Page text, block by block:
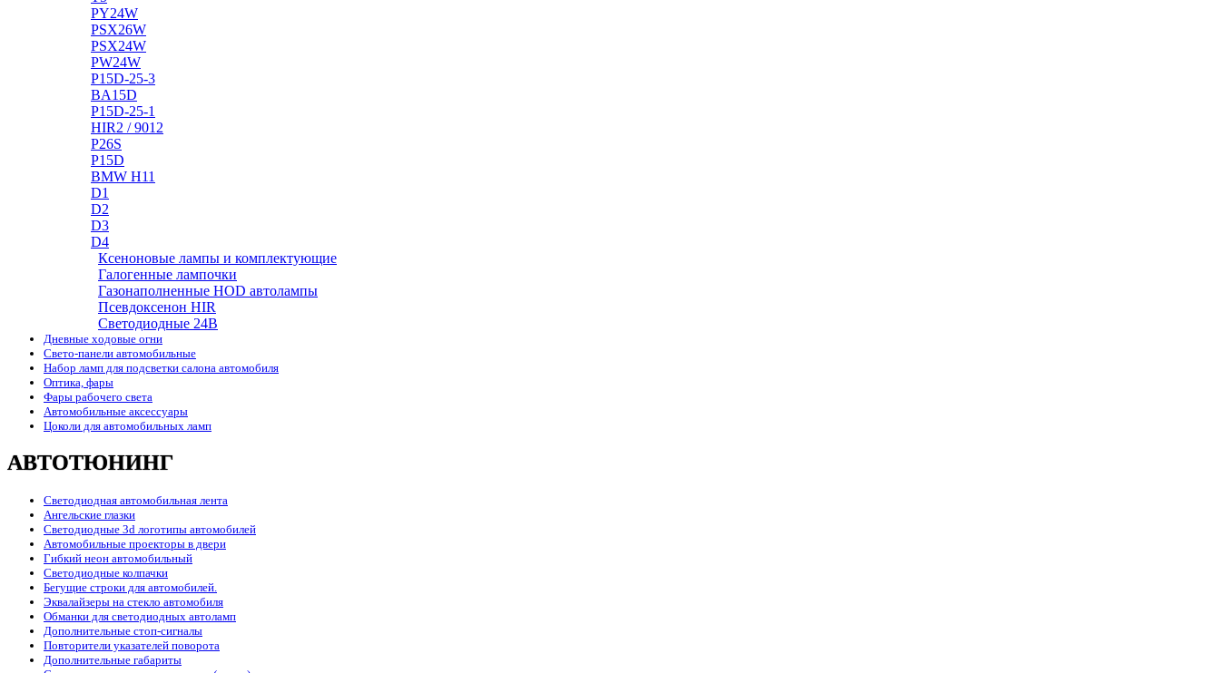
PY24W
PSX26W
PSX24W
PW24W
P15D-25-3
BA15D
P15D-25-1
HIR2 / 9012
P26S
P15D
BMW H11
D1
D2
D3
D4
Ксеноновые лампы и комплектующие
Галогенные лампочки
Газонаполненные HOD автолампы
Псевдоксенон HIR
Cветодиодные 24B
Дневные ходовые огни
Свето-панели автомобильные
Набор ламп для подсветки салона автомобиля
Оптика, фары
Фары рабочего света
Автомобильные аксессуары
Цоколи для автомобильных ламп
АВТОТЮНИНГ
Светодиодная автомобильная лента
Ангельские глазки
Светодиодные 3d логотипы автомобилей
Автомобильные проекторы в двери
Гибкий неон автомобильный
Светодиодные колпачки
Бегущие строки для автомобилей.
Эквалайзеры на стекло автомобиля
Обманки для светодиодных автоламп
Дополнительные стоп-сигналы
Повторители указателей поворота
Дополнительные габариты